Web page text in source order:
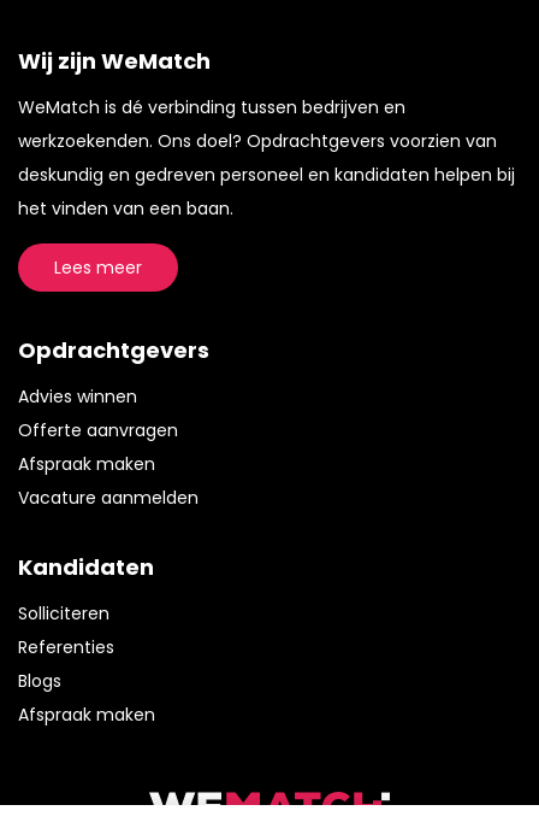
Wij zijn WeMatch
WeMatch is dé verbinding tussen bedrijven en
werkzoekenden. Ons doel? Opdrachtgevers voorzien van
deskundig en gedreven personeel en kandidaten helpen bij
het vinden van een baan.
Lees meer
Opdrachtgevers
Advies winnen
Offerte aanvragen
Afspraak maken
Vacature aanmelden
Kandidaten
Solliciteren
Referenties
Blogs
Afspraak maken